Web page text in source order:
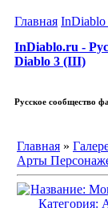
Главная
InDiablo.ru -
Diablo 3 (III)
Русское сообщество
Главная »
Арты